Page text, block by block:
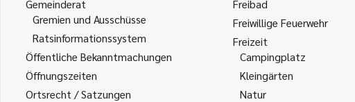
Gemeinderat
Gremien und Ausschüsse
Ratsinformationssystem
Öffentliche Bekanntmachungen
Öffnungszeiten
Ortsrecht / Satzungen
Freibad
Freiwillige Feuerwehr
Freizeit
Campingplatz
Kleingärten
Natur